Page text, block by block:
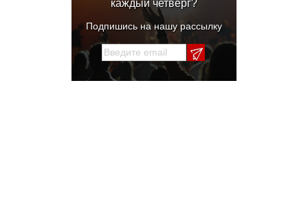
каждый четверг?
Подпишись на нашу рассылку